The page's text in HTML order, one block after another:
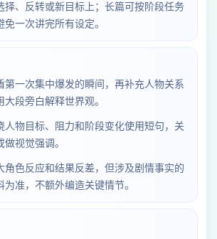
择、反转或新目标上；长篇可按阶段任务
一次讲完所有设定。
第一次集中爆发的瞬间，再补充人物关系
段旁白解释世界观。
人物目标、阻力和阶段变化使用短句，关
视觉强调。
角色反应和结果反差，但涉及剧情事实的
准，不额外编造关键情节。